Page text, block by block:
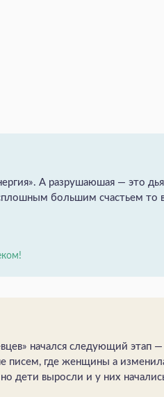
А разрушаюшая — это
большим счастьем то
начался следующий этап
писем, где женщины а
дети выросли и у них